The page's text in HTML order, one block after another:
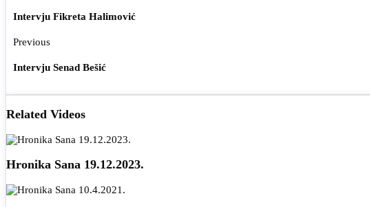
Intervju Fikreta Halimović
Previous
Intervju Senad Bešić
Related Videos
Hronika Sana 19.12.2023.